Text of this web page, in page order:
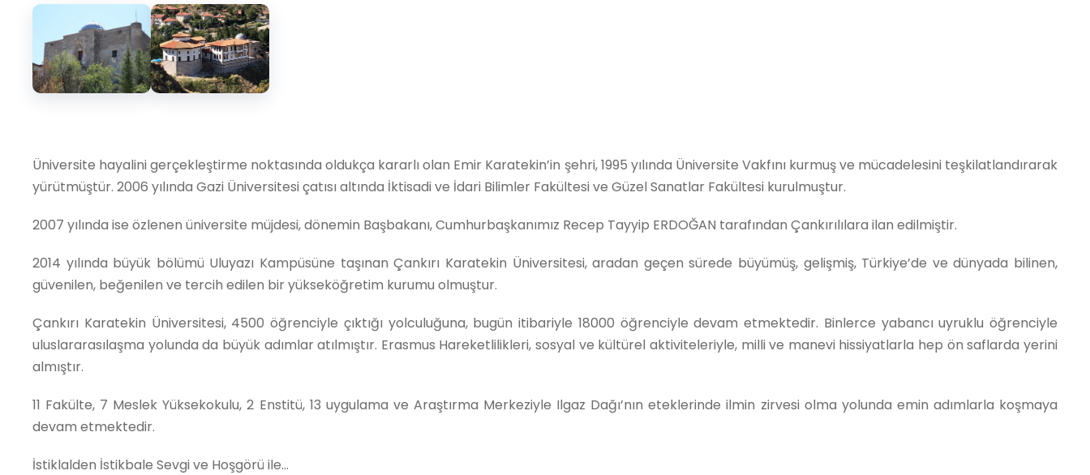
Üniversite hayalini gerçekleştirme noktasında oldukça kararlı olan Emir Karatekin’in şehri, 1995 yılında Üniversite Vakfını kurmuş ve mücadelesini teşkilatlandırarak
yürütmüştür. 2006 yılında Gazi Üniversitesi çatısı altında İktisadi ve İdari Bilimler Fakültesi ve Güzel Sanatlar Fakültesi kurulmuştur.
2007 yılında ise özlenen üniversite müjdesi, dönemin Başbakanı, Cumhurbaşkanımız Recep Tayyip ERDOĞAN tarafından Çankırılılara ilan edilmiştir.
2014 yılında büyük bölümü Uluyazı Kampüsüne taşınan Çankırı Karatekin Üniversitesi, aradan geçen sürede büyümüş, gelişmiş, Türkiye’de ve dünyada bilinen,
güvenilen, beğenilen ve tercih edilen bir yükseköğretim kurumu olmuştur.
Çankırı Karatekin Üniversitesi, 4500 öğrenciyle çıktığı yolculuğuna, bugün itibariyle 18000 öğrenciyle devam etmektedir. Binlerce yabancı uyruklu öğrenciyle
uluslararasılaşma yolunda da büyük adımlar atılmıştır. Erasmus Hareketlilikleri, sosyal ve kültürel aktiviteleriyle, milli ve manevi hissiyatlarla hep ön saflarda yerini
almıştır.
11 Fakülte, 7 Meslek Yüksekokulu, 2 Enstitü, 13 uygulama ve Araştırma Merkeziyle Ilgaz Dağı’nın eteklerinde ilmin zirvesi olma yolunda emin adımlarla koşmaya
devam etmektedir.
İstiklalden İstikbale Sevgi ve Hoşgörü ile…